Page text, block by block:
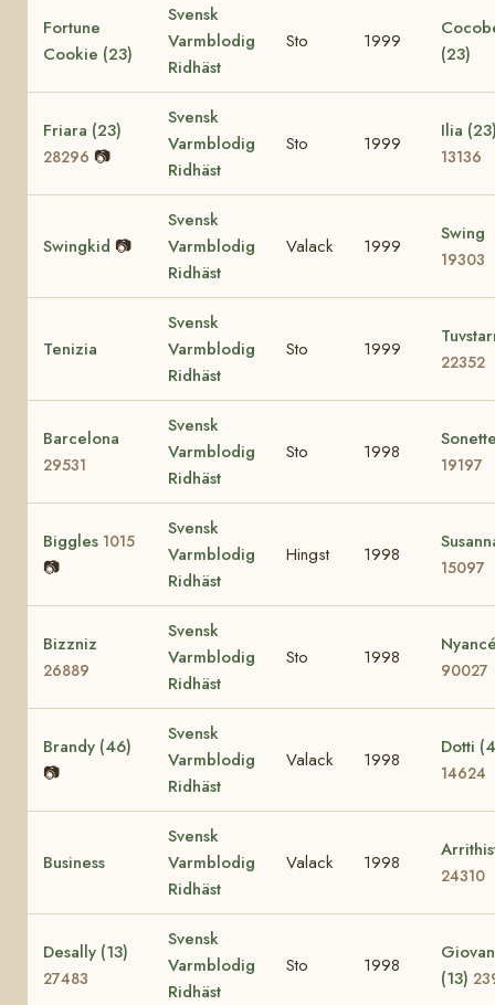
Fortune
Cookie (23)
Svensk
Varmblodig
Ridhäst
Sto 1999
(23)
Friara (23)
28296 📷
Svensk
Varmblodig
Ridhäst
Sto 1999
Ilia
13136
Swingkid 📷
Svensk
Varmblodig
Ridhäst
Valack 1999
Swing
19303
Tenizia
Svensk
Varmblodig
Ridhäst
Sto 1999
22352
Barcelona
29531
Svensk
Varmblodig
Ridhäst
Sto 1998
19197
Biggles 1015
📷
Svensk
Varmblodig
Ridhäst
Hingst 1998
15097
Bizzniz
26889
Svensk
Varmblodig
Ridhäst
Sto 1998
90027
Brandy (46)
📷
Svensk
Varmblodig
Ridhäst
Valack 1998
Dotti
14624
Business
Svensk
Varmblodig
Ridhäst
Valack 1998
24310
Desally (13)
27483
Svensk
Varmblodig
Ridhäst
Sto 1998
(13)